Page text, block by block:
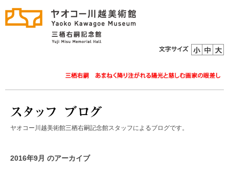
ヤオコー川越美術館三栖右嗣記念館スタッフによるブログです。
2016年9月 のアーカイブ